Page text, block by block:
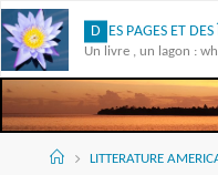
Skip
to
content
D ES PAGES ET DES
Un livre , un lagon :
AccueilLITTERATURE